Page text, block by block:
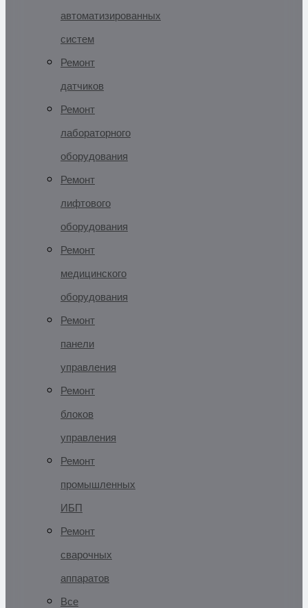
автоматизированных
систем
Ремонт
датчиков
Ремонт
лабораторного
оборудования
Ремонт
лифтового
оборудования
Ремонт
медицинского
оборудования
Ремонт
панели
управления
Ремонт
блоков
управления
Ремонт
промышленных
ИБП
Ремонт
сварочных
аппаратов
Все